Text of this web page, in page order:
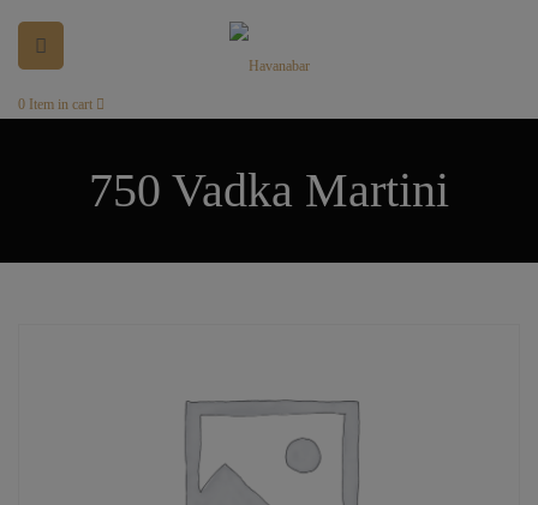
0 Item in cart
750 Vadka Martini